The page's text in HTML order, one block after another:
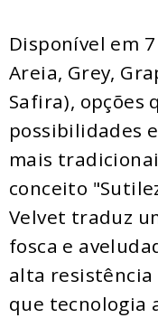
Disponível em
Areia, Grey,
Safira), opções
possibilidades
mais
conceito
Velvet traduz
fosca e
alta resistência
que tecnologia